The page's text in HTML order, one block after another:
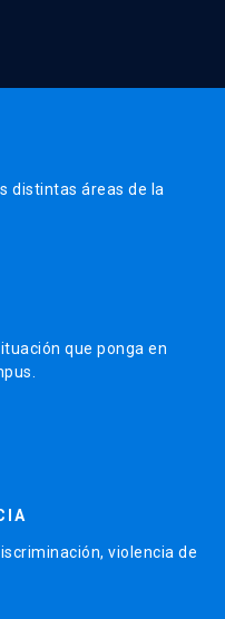
distintas áreas de la
que ponga en
violencia de